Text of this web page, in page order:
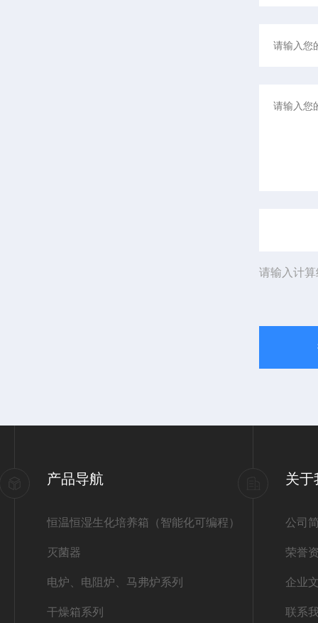
请输入计
产品导航
恒温恒湿生化培养箱（智能化可编程）
灭菌器
电炉、电阻炉、马弗炉系列
干燥箱系列
关于
公司
荣誉
企业
联系